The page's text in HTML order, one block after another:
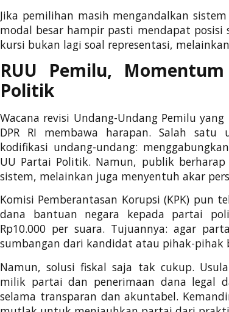
Jika pemilihan masih mengandalkan
modal besar hampir pasti mendapat posisi
kursi bukan lagi soal representasi,
RUU Pemilu,
Politik
Wacana revisi Undang-Undang Pemilu
DPR RI membawa harapan. Salah satu
kodifikasi undang-undang:
UU Partai Politik. Namun, publik
sistem, melainkan juga menyentuh akar
Komisi Pemberantasan Korupsi (KPK) pun
dana bantuan negara kepada partai
Rp10.000 per suara. Tujuannya: agar
sumbangan dari kandidat atau pihak-pihak
Namun, solusi fiskal saja tak cukup.
milik partai dan penerimaan dana legal
selama transparan dan akuntabel.